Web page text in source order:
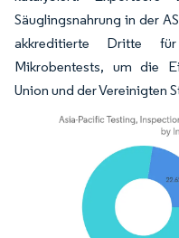
Säuglingsnahrung in der
akkreditierte Dritte
Mikrobentests, um die
Union und der Vereinigten